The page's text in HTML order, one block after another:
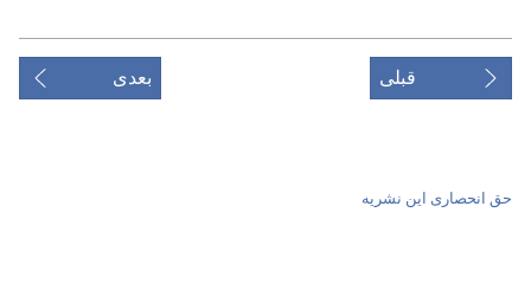
قبلی بعدی
حق انحصاری این نشریه